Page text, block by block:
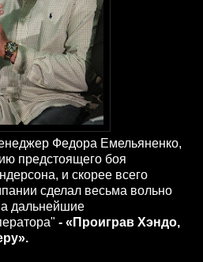
Федора Емельяненко,
предстоящего боя
и скорее всего
сделал весьма вольно
дальнейшие
- «Проиграв Хэндо,